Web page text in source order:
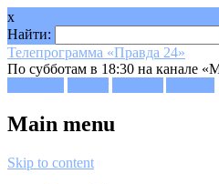
x
Найти:
Телепрограмма «Правда 24»
По субботам в 18:30 на канале
Main menu
Skip to content